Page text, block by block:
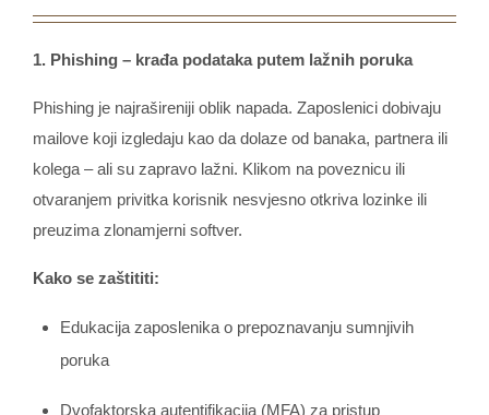
1. Phishing – krađa podataka putem lažnih poruka
Phishing je najrašireniji oblik napada. Zaposlenici dobivaju
mailove koji izgledaju kao da dolaze od banaka, partnera ili
kolega – ali su zapravo lažni. Klikom na poveznicu ili
otvaranjem privitka korisnik nesvjesno otkriva lozinke ili
preuzima zlonamjerni softver.
Kako se zaštititi:
Edukacija zaposlenika o prepoznavanju sumnjivih
poruka
Dvofaktorska autentifikacija (MFA) za pristup